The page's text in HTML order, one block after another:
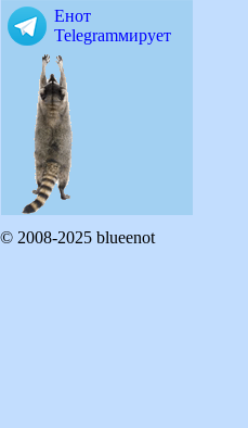
Енот
Telegramмирует
© 2008-2025 blueenot